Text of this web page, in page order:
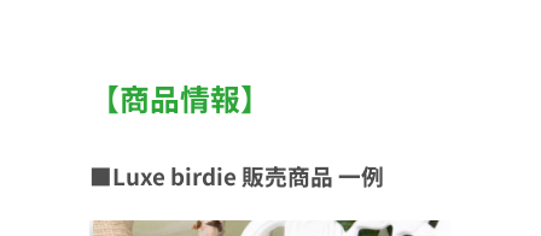
【商品情報】
■Luxe birdie 販売商品 一例